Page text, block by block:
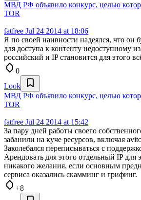
МВД РФ объявило конкурс, целью
TOR
fatfree Jul 24 2014 at 18:06
Я по своей наивности надеялся, что он
для доступа к контенту недоступному
российский и IP становится для этого
0
Look
МВД РФ объявило конкурс, целью
TOR
fatfree Jul 24 2014 at 15:42
За пару дней работы своего
забанили на куче ресурсов, включая
Заколебался переписываться с
Арендовать для этого отдельный IP для
никакого желания, если основным
сервиса оказались скамминг и грифинг.
+8